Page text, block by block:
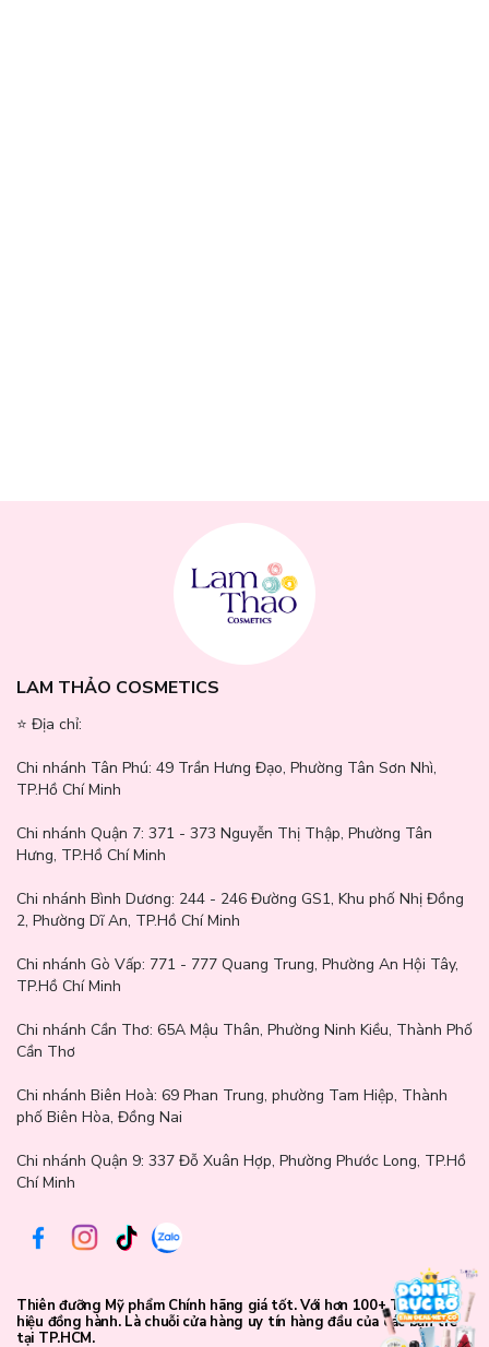
Dung tích: 30g - 100g
Thương hiệu:
Xuất xứ: Việt Nam
LAM THẢO COSMETICS
⭐️ Địa chỉ:
Chi nhánh Tân Phú: 49 Trần Hưng Đạo, Phường Tân Sơn Nhì,
TP.Hồ Chí Minh
Chi nhánh Quận 7: 371 - 373 Nguyễn Thị Thập, Phường Tân
Hưng, TP.Hồ Chí Minh
Chi nhánh Bình Dương: 244 - 246 Đường GS1, Khu phố Nhị Đồng
2, Phường Dĩ An, TP.Hồ Chí Minh
Chi nhánh Gò Vấp: 771 - 777 Quang Trung, Phường An Hội Tây,
TP.Hồ Chí Minh
Chi nhánh Cần Thơ: 65A Mậu Thân, Phường Ninh Kiều, Thành Phố
Cần Thơ
Chi nhánh Biên Hoà: 69 Phan Trung, phường Tam Hiệp, Thành
phố Biên Hòa, Đồng Nai
Chi nhánh Quận 9: 337 Đỗ Xuân Hợp, Phường Phước Long, TP.Hồ
Chí Minh
Thiên đưỡng Mỹ phẩm Chính hãng giá tốt. Với hơn 100+ Thương
hiệu đồng hành. Là chuỗi cửa hàng uy tín hàng đầu của các bạn trẻ
tại TP.HCM.